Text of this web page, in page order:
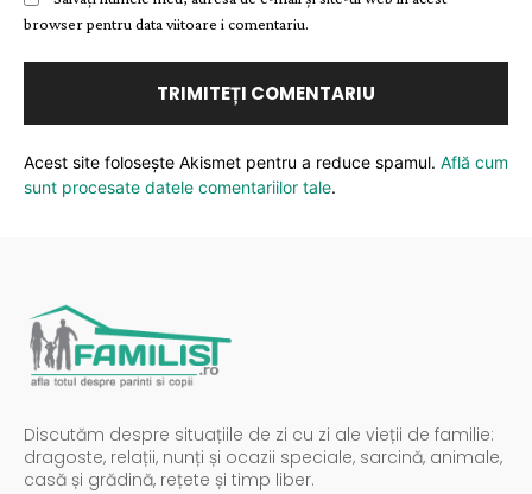
browser pentru data viitoare i comentariu.
Acest site folosește Akismet pentru a reduce spamul. Află cum
sunt procesate datele comentariilor tale.
Discutăm despre situațiile de zi cu zi ale vieții de familie:
dragoste, relații, nunți și ocazii speciale, sarcină, animale,
casă și grădină, rețete și timp liber.